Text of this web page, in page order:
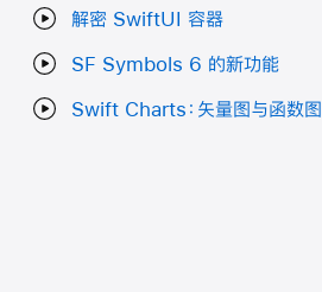
解密 SwiftUI 容器
SF Symbols 6 的新功能
Swift Charts：矢量图与函数图